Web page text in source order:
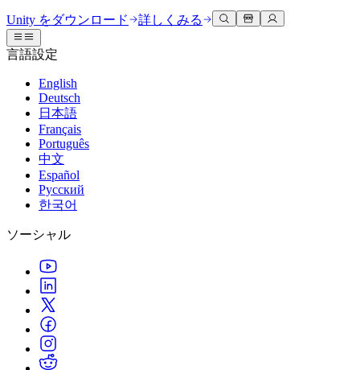
Unityエンジン
任意のプラットフォーム向けに2Dおよび3Dゲームを構築
共同作業
チームでの共同作業と迅速なイテレーション
Unity をダウンロード
プランと価格
デプロイ
Unity がサポートする 25 以上のプラットフォームを見る
LiveOps
ローンチ後のインサイトとライブゲームオペレーション
成長
詳しく見る
発見され、モバイルユーザーを獲得する
3Dコラボレーション
リアルタイムで3Dプロジェクトを構築およびレビューする
没入型トレーニング
没入型環境でのトレーニング
顧客体験
インタラクティブな3D体験を作成する
業界
運用の卓越性を達成する
小売
店内体験をオンライン体験に変換する
自動車
イノベーションと車内体験を促進する
すべての業界を見る
ドキュメント
公式ユーザーマニュアルとAPIリファレンス
開発者ツール
リリースバージョンと問題追跡
ロードマップ
今後の機能をレビューする
技術用語のライブラリ
ケーススタディ
実際の成功事例
ベストプラクティスガイド
専門家のヒントとコツ
ディスカッション
議論、問題解決、つながる
イベント
グローバルおよびローカルイベント
コミュニティストーリー
Made with Unity
Unityクリエイターの紹介
ライブストリーム
Unity Awards
世界中のUnityクリエイターを祝う
Unity Learn
無料でUnityスキルをマスターする
プロフェッショナルトレーニング
Unityトレーナーでチームをレベルアップ
Unity初心者向け
スタートガイド
学習を開始しましょう
Unity は初めてですか？旅を始めましょう
ハウツーガイド
実用的なヒントとベストプラクティス
教育
学生向け
キャリアをスタートさせる
ヘルプを得る
Unityで成功するためのサポート
Success Plan
専門的なサポートで目標を早く達成する
FAQ
よくある質問への回答
お問い合わせ
Unity をダウンロード 詳しくみる
言語設定
English
Deutsch
日本語
Français
Português
中文
Español
Русский
한국어
ソーシャル